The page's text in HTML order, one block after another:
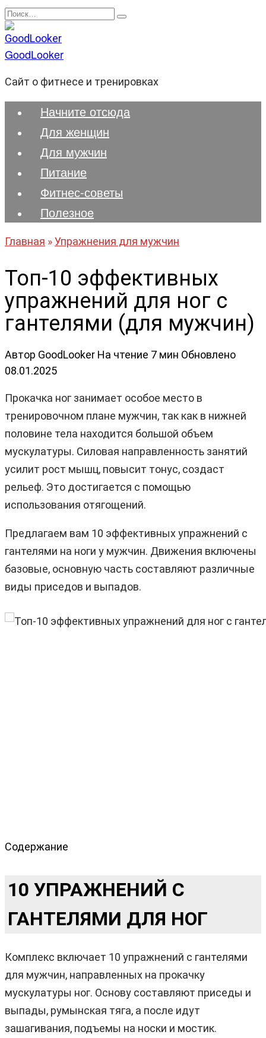
Перейти
к
содержанию
Search
for:
GoodLooker
Сайт о фитнесе и тренировках
Начните отсюда
Для женщин
Для мужчин
Питание
Фитнес-советы
Полезноe
Главная »Упражнения для мужчин
Топ-10 эффективных
упражнений для ног с
гантелями (для мужчин)
Автор GoodLooker На чтение 7 мин Обновлено
08.01.2025
Прокачка ног занимает особое место в
тренировочном плане мужчин, так как в нижней
половине тела находится большой объем
мускулатуры. Силовая направленность занятий
усилит рост мышц, повысит тонус, создаст
рельеф. Это достигается с помощью
использования отягощений.
Предлагаем вам 10 эффективных упражнений с
гантелями на ноги у мужчин. Движения включены
базовые, основную часть составляют различные
виды приседов и выпадов.
Содержание
10 УПРАЖНЕНИЙ С
ГАНТЕЛЯМИ ДЛЯ НОГ
Комплекс включает 10 упражнений с гантелями
для мужчин, направленных на прокачку
мускулатуры ног. Основу составляют приседы и
выпады, румынская тяга, а после идут
зашагивания, подъемы на носки и мостик.